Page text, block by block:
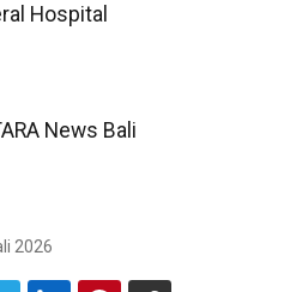
Hospital
News Bali
2026